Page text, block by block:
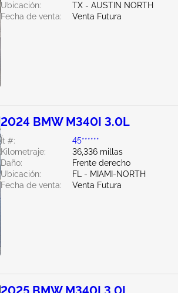
Ubicación:
TX - AUSTIN NORTH
Fecha de venta:
Venta Futura
2024 BMW M340I 3.0L
Ít #:
45******
Kilometraje:
36,336 millas
Daño:
Frente derecho
Ubicación:
FL - MIAMI-NORTH
Fecha de venta:
Venta Futura